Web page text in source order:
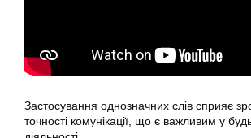
Застосування однозначних слів сприяє
точності комунікації, що є важливим у